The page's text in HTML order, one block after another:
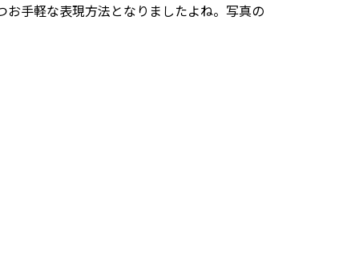
手軽な表現方法となりましたよね。写真の